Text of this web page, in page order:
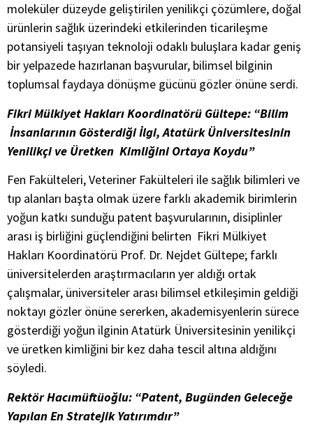
moleküler düzeyde geliştirilen yenilikçi çözümlere, doğal
ürünlerin sağlık üzerindeki etkilerinden ticarileşme
potansiyeli taşıyan teknoloji odaklı buluşlara kadar geniş
bir yelpazede hazırlanan başvurular, bilimsel bilginin
toplumsal faydaya dönüşme gücünü gözler önüne serdi.
Fikri Mülkiyet Hakları Koordinatörü Gültepe: “Bilim
İnsanlarının Gösterdiği İlgi, Atatürk Üniversitesinin
Yenilikçi ve Üretken Kimliğini Ortaya Koydu”
Fen Fakülteleri, Veteriner Fakülteleri ile sağlık bilimleri ve
tıp alanları başta olmak üzere farklı akademik birimlerin
yoğun katkı sunduğu patent başvurularının, disiplinler
arası iş birliğini güçlendiğini belirten Fikri Mülkiyet
Hakları Koordinatörü Prof. Dr. Nejdet Gültepe; farklı
üniversitelerden araştırmacıların yer aldığı ortak
çalışmalar, üniversiteler arası bilimsel etkileşimin geldiği
noktayı gözler önüne sererken, akademisyenlerin sürece
gösterdiği yoğun ilginin Atatürk Üniversitesinin yenilikçi
ve üretken kimliğini bir kez daha tescil altına aldığını
söyledi.
Rektör Hacımüftüoğlu: “Patent, Bugünden Geleceğe
Yapılan En Stratejik Yatırımdır”